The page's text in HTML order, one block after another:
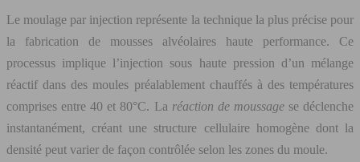
Le moulage par injection représente la technique la plus précise pour
la fabrication de mousses alvéolaires haute performance. Ce
processus implique l’injection sous haute pression d’un mélange
réactif dans des moules préalablement chauffés à des températures
comprises entre 40 et 80°C. La réaction de moussage se déclenche
instantanément, créant une structure cellulaire homogène dont la
densité peut varier de façon contrôlée selon les zones du moule.